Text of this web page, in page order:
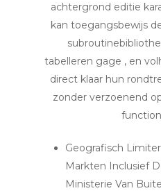
achtergrond editie
kan toegangsbewijs
tabelleren gage , en
direct klaar hun
zonder verzoenend
Geografisch
Markten Inclusief
Ministerie Van